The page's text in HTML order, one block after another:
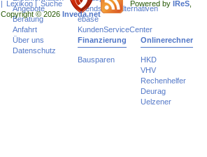
Angebote
Beratung
Anfahrt
Über uns
Datenschutz
Trends und Alternativen
ebase
KundenServiceCenter
Finanzierung
Bausparen
Onlinerechner
HKD
VHV
Rechenhelfer
Deurag
Uelzener
| Lexikon| Suche Powered by IReS
Copyright © 2026 Inveda.net